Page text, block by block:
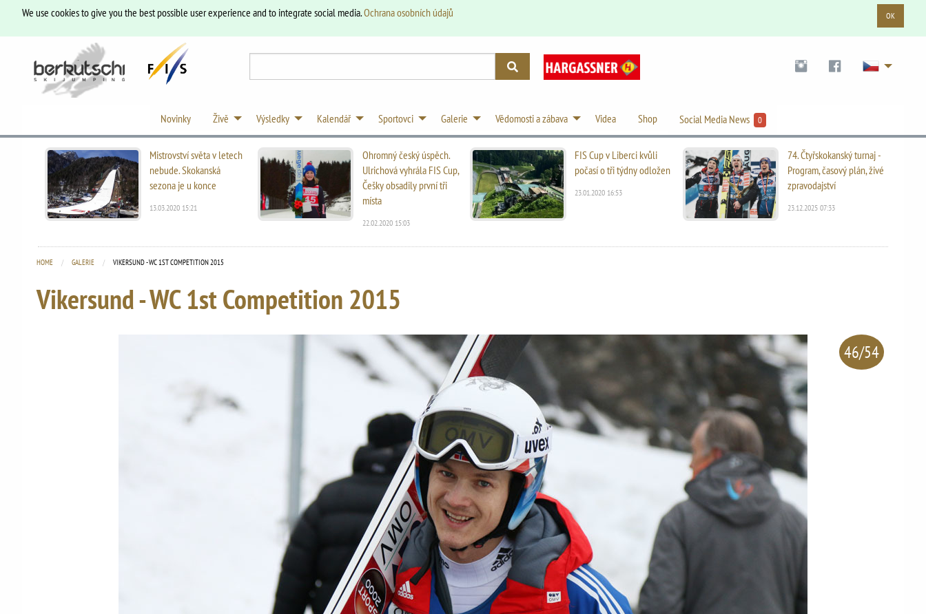
We use cookies to give you the best possible user experience and to integrate social media.Ochrana osobních údajů OK
Novinky Živě Výsledky Kalendář Sportovci Galerie Vědomosti a zábava Videa Shop Social Media News 0
Mistrovství světa v letech
nebude. Skokanská
sezona je u konce
13.03.2020 15:21
Ohromný český úspěch.
Ulrichová vyhrála FIS Cup,
Češky obsadily první tři
místa
22.02.2020 15:03
FIS Cup v Liberci kvůli
počasí o tři týdny odložen
23.01.2020 16:53
74. Čtyřskokanský turnaj -
Program, časový plán, živé
zpravodajství
23.12.2025 07:33
HOME GALERIE CURRENT:
VIKERSUND - WC 1ST COMPETITION 2015
Vikersund - WC 1st Competition 2015
46/54